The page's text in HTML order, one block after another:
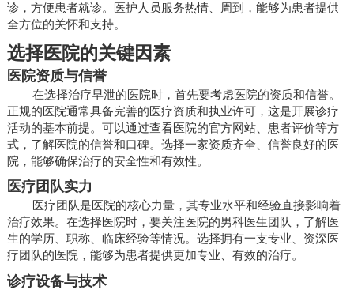
诊，方便患者就诊。医护人员服务热情、周到，能够为患者提供
全方位的关怀和支持。
选择医院的关键因素
医院资质与信誉
在选择治疗早泄的医院时，首先要考虑医院的资质和信誉。
正规的医院通常具备完善的医疗资质和执业许可，这是开展诊疗
活动的基本前提。可以通过查看医院的官方网站、患者评价等方
式，了解医院的信誉和口碑。选择一家资质齐全、信誉良好的医
院，能够确保治疗的安全性和有效性。
医疗团队实力
医疗团队是医院的核心力量，其专业水平和经验直接影响着
治疗效果。在选择医院时，要关注医院的男科医生团队，了解医
生的学历、职称、临床经验等情况。选择拥有一支专业、资深医
疗团队的医院，能够为患者提供更加专业、有效的治疗。
诊疗设备与技术